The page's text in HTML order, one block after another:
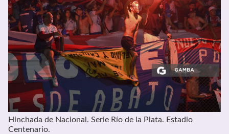
Hinchada de Nacional. Serie Río de la Plata. Estadio
Centenario.